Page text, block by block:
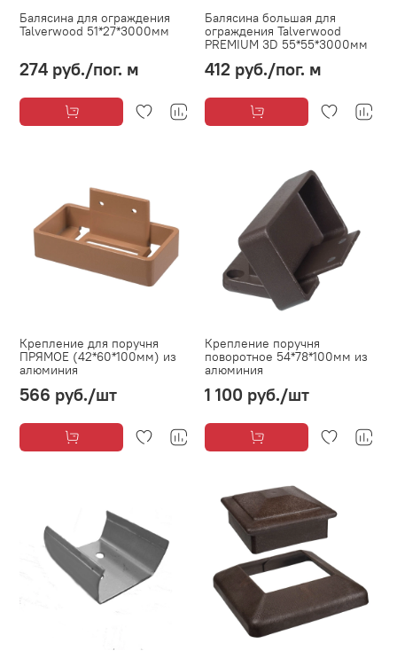
Балясина для ограждения
Talverwood 51*27*3000мм
274 руб./пог. м
Балясина большая для
ограждения Talverwood
PREMIUM 3D 55*55*3000мм
412 руб./пог. м
Крепление для поручня
ПРЯМОЕ (42*60*100мм) из
алюминия
566 руб./шт
Крепление поручня
поворотное 54*78*100мм из
алюминия
1 100 руб./шт